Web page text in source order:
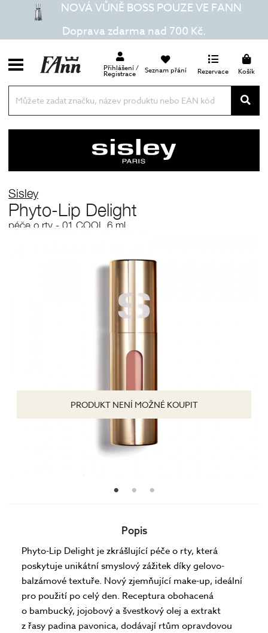
NOVÁ VŮNĚ BOSS POUZE VE FANN
Doprava zdarma nad 700 Kč.
Přihlášení /
Registrace Seznam přání Rezervace Košík
Sisley
Phyto-Lip Delight
péče o rty - 01 COOL 6 ml
PRODUKT NENÍ MOŽNÉ KOUPIT
Popis
Phyto-Lip Delight je zkrášlující péče o rty, která
poskytuje unikátní smyslový zážitek díky gelovo-
balzámové textuře. Nový zjemňující make-up, ideální
pro použití po celý den. Receptura obohacená
o bambucký, jojobový a švestkový olej a extrakt
z řasy padina pavonica, dodávají rtům opravdovou